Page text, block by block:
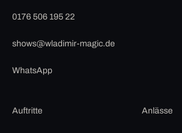
0176 506 195 22
shows@wladimir-magic.de
WhatsApp
Auftritte Anlässe